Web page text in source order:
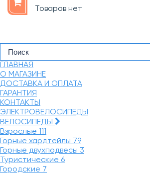
Товаров нет
ГЛАВНАЯ
О МАГАЗИНЕ
ДОСТАВКА И ОПЛАТА
ГАРАНТИЯ
КОНТАКТЫ
ЭЛЕКТРОВЕЛОСИПЕДЫ
ВЕЛОСИПЕДЫ
Взрослые 111
Горные хардтейлы 79
Горные двухподвесы 3
Туристические 6
Городские 7